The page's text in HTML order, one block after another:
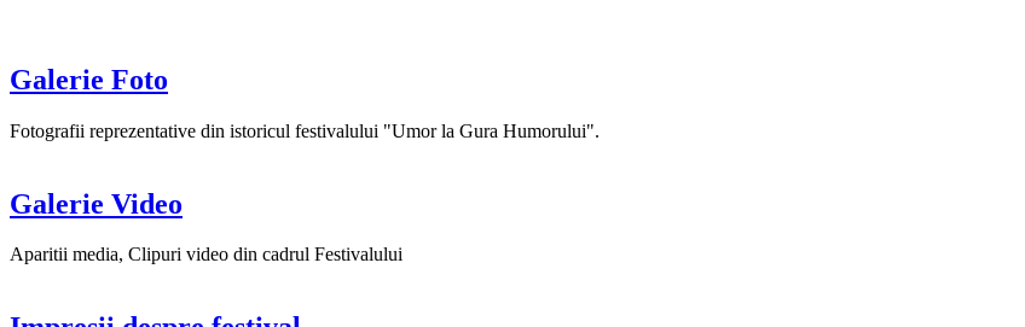
Galerie Foto
Fotografii reprezentative din istoricul festivalului "Umor la Gura Humorului".
Galerie Video
Aparitii media, Clipuri video din cadrul Festivalului